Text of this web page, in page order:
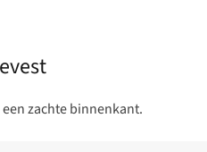
zachte binnenkant.